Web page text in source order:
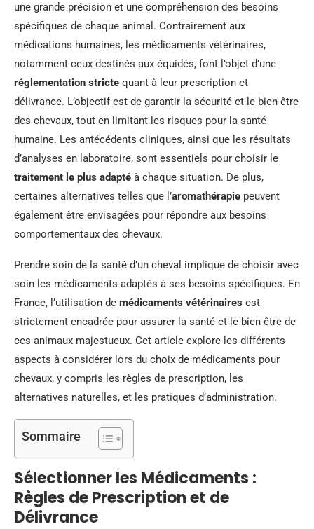
une grande précision et une compréhension des besoins
spécifiques de chaque animal. Contrairement aux
médications humaines, les médicaments vétérinaires,
notamment ceux destinés aux équidés, font l’objet d’une
réglementation stricte quant à leur prescription et
délivrance. L’objectif est de garantir la sécurité et le bien-être
des chevaux, tout en limitant les risques pour la santé
humaine. Les antécédents cliniques, ainsi que les résultats
d’analyses en laboratoire, sont essentiels pour choisir le
traitement le plus adapté à chaque situation. De plus,
certaines alternatives telles que l’aromathérapie peuvent
également être envisagées pour répondre aux besoins
comportementaux des chevaux.
Prendre soin de la santé d’un cheval implique de choisir avec
soin les médicaments adaptés à ses besoins spécifiques. En
France, l’utilisation de médicaments vétérinaires est
strictement encadrée pour assurer la santé et le bien-être de
ces animaux majestueux. Cet article explore les différents
aspects à considérer lors du choix de médicaments pour
chevaux, y compris les règles de prescription, les
alternatives naturelles, et les pratiques d’administration.
Sommaire
Sélectionner les Médicaments :
Règles de Prescription et de
Délivrance